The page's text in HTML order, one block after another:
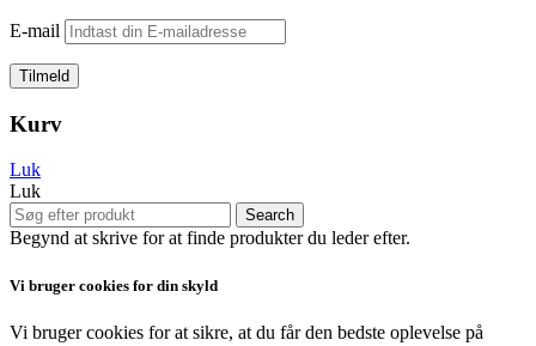
E-mail
Kurv
Luk
Luk
Search
Begynd at skrive for at finde produkter du leder efter.
Vi bruger cookies for din skyld
Vi bruger cookies for at sikre, at du får den bedste oplevelse på